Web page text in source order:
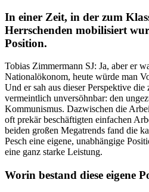
In einer Zeit, in der zum
Herrschenden mobilisiert
Position.
Tobias Zimmermann SJ: Ja, aber er
Nationalökonom, heute würde man
Und er sah aus dieser Perspektive
vermeintlich unversöhnbar: den
Kommunismus. Dazwischen die
oft prekär beschäftigten einfachen
beiden großen Megatrends fand die
Pesch eine eigene, unabhängige
eine ganz starke Leistung.
Worin bestand diese eigene